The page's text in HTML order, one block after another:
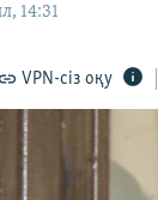
14:31
VPN-сіз оқу